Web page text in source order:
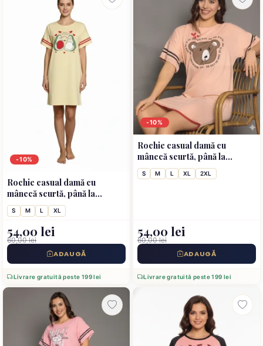
-10%
Rochie casual damă cu
mânecă scurtă, până la
genunchi, galben
S M L XL
54,00 lei
60,00 lei
ADAUGĂ
Livrare gratuită peste 199 lei
-10%
Rochie casual damă cu
mânecă scurtă, până la
genunchi, imprimeu ursulet,
roz
S M L XL 2XL
54,00 lei
60,00 lei
ADAUGĂ
Livrare gratuită peste 199 lei